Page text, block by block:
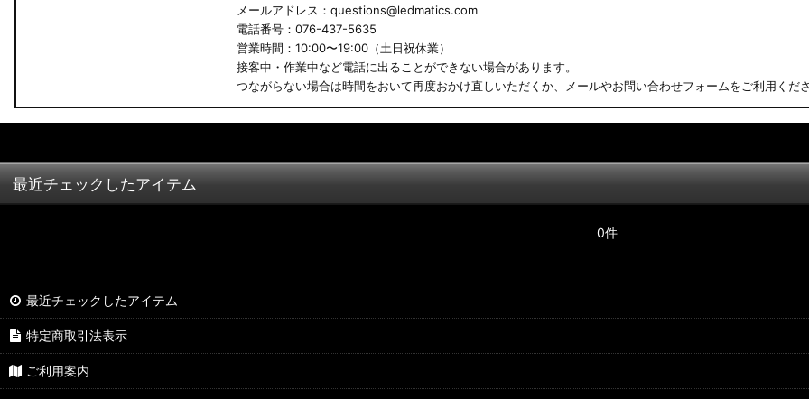
B34W/B35W/B37W/B38W ekクロススペース
KF CX-5
GU クロストレック
ZC6 BRZ
メールアドレス：questions@ledmatics.com
電話番号：076-437-5635
営業時間：10:00〜19:00（土日祝休業）
接客中・作業中など電話に出ることができない場合があります。
つながらない場合は時間をおいて再度おかけ直しいただくか、メールやお問い合わせフォームをご利用くださ
最近チェックしたアイテム
0件
最近チェックしたアイテム
特定商取引法表示
ご利用案内